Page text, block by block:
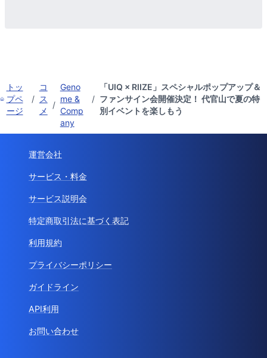
トッ
プペ
ージ
/
コ
ス
メ
/
Geno
me &
Comp
any
/
「UIQ × RIIZE」スペシャルポップアップ＆
ファンサイン会開催決定！ 代官山で夏の特
別イベントを楽しもう
運営会社
サービス・料金
サービス説明会
特定商取引法に基づく表記
利用規約
プライバシーポリシー
ガイドライン
API利用
お問い合わせ